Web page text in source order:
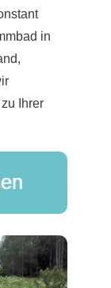
in
Ihrer